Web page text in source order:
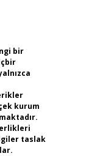
bir
kurum
taslak